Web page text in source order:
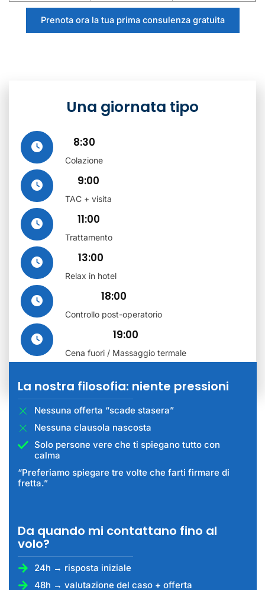
Prenota ora la tua prima consulenza gratuita
Una giornata tipo
8:30
Colazione
9:00
TAC + visita
11:00
Trattamento
13:00
Relax in hotel
18:00
Controllo post-operatorio
19:00
Cena fuori / Massaggio termale
La nostra filosofia: niente pressioni
Nessuna offerta “scade stasera”
Nessuna clausola nascosta
Solo persone vere che ti spiegano tutto con
calma
“Preferiamo spiegare tre volte che farti firmare di
fretta.”
Da quando mi contattano fino al
volo?
24h → risposta iniziale
48h → valutazione del caso + offerta